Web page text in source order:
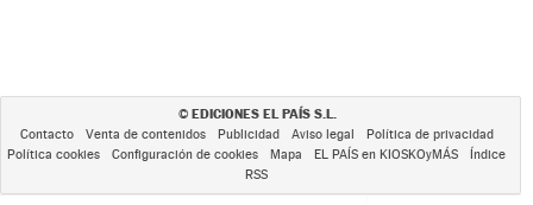
© EDICIONES EL PAÍS S.L.
Contacto Venta de contenidos Publicidad Aviso legal
Política de privacidad
Política cookies
Configuración de cookies Mapa EL PAÍS en KIOSKOyMÁS
Índice
RSS